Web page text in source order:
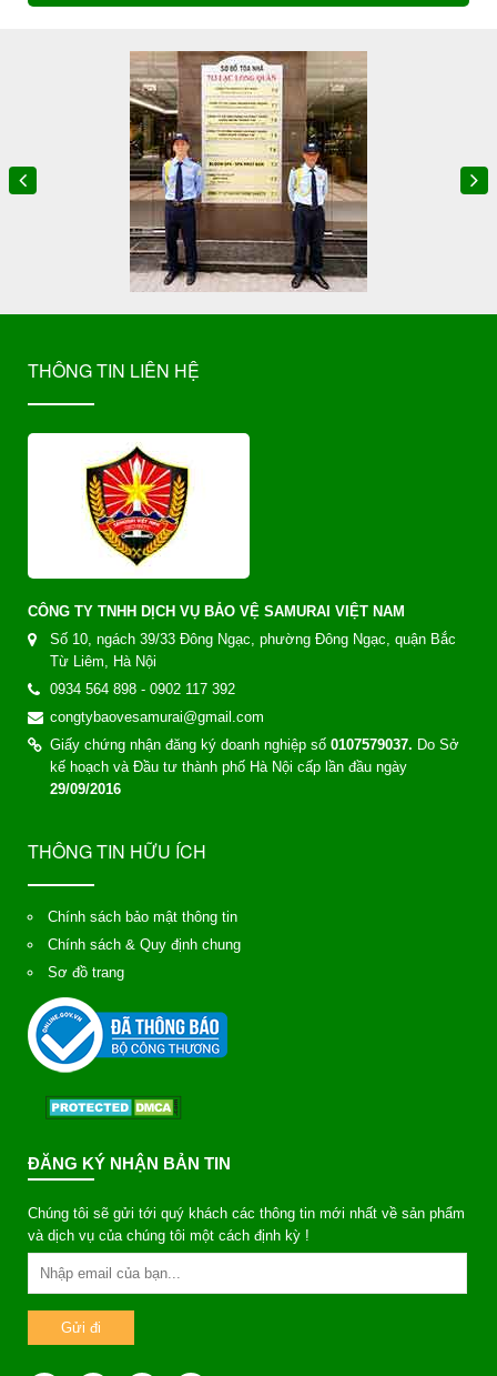
THÔNG TIN LIÊN HỆ
CÔNG TY TNHH DỊCH VỤ BẢO VỆ SAMURAI VIỆT NAM
Số 10, ngách 39/33 Đông Ngạc, phường Đông Ngạc, quận Bắc
Từ Liêm, Hà Nội
0934 564 898 - 0902 117 392
congtybaovesamurai@gmail.com
Giấy chứng nhận đăng ký doanh nghiệp số 0107579037. Do Sở
kế hoạch và Đầu tư thành phố Hà Nội cấp lần đầu ngày
29/09/2016
THÔNG TIN HỮU ÍCH
Chính sách bảo mật thông tin
Chính sách & Quy định chung
Sơ đồ trang
ĐĂNG KÝ NHẬN BẢN TIN
Chúng tôi sẽ gửi tới quý khách các thông tin mới nhất về sản phẩm
và dịch vụ của chúng tôi một cách định kỳ !
Gửi đi